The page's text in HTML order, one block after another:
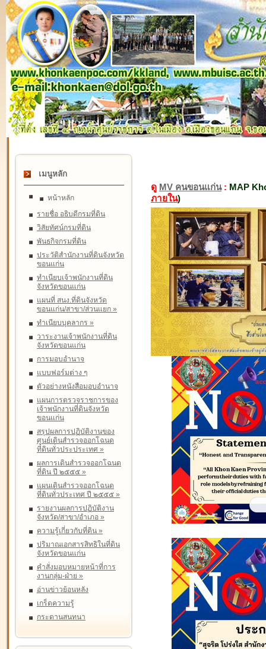
เมนูหลัก
หน้าหลัก
รายชื่อ อธิบดีกรมที่ดิน
วิสัยทัศน์กรมที่ดิน
พันธกิจกรมที่ดิน
ประวัติสำนักงานที่ดินจังหวัด
ขอนแก่น
ทำเนียบเจ้าพนักงานที่ดิน
จังหวัดขอนแก่น
แผนที่ สนง.ที่ดินจังหวัด
ขอนแก่น/สาขา/ส่วนแยก »
ทำเนียบบุคลากร »
วาระงานเจ้าพนักงานที่ดิน
จังหวัดขอนแก่น
การมอบอำนาจ
แบบฟอร์มต่าง ๆ
ตัวอย่างหนังสือมอบอำนาจ
แผนการตรวจราชการของ
เจ้าพนักงานที่ดินจังหวัด
ขอนแก่น
สรุปผลการปฏิบัติงานของ
ศูนย์เดินสำรวจออกโฉนด
ที่ดินทั่วประประเทศ »
ผลการเดินสำรวจออกโฉนด
ที่ดิน ปี ๒๕๕๕ »
แผนเดินสำรวจออกโฉนด
ที่ดินทั่วประเทศ ปี ๒๕๕๕ »
รายงานผลการปฏิบัติงาน
จังหวัด/สาขา/อำเภอ »
ความรู้เกี่ยวกับที่ดิน »
ปริมาณเอกสารสิทธิในที่ดิน
จังหวัดขอนแก่น
คำสั่งมอบหมายหน้าที่การ
งานกลุ่ม-ฝ่าย »
อ่านข่าวย้อนหลัง
เกร็ดความรู้
กระดานสนทนา
ดู MV คนขอนแก่น: MAP
ภายใน)